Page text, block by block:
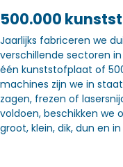
500.000
Jaarlijks fabriceren we
verschillende sectoren
één kunststofplaat of
machines zijn we in
zagen, frezen of
voldoen, beschikken we
groot, klein, dik, dun en